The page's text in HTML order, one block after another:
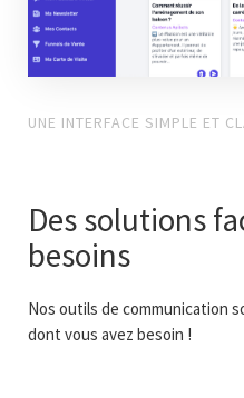
UNE INTERFACE SIMPLE ET
Des solutions
besoins
Nos outils de communication
dont vous avez besoin !